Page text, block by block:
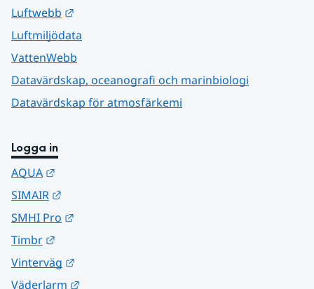
Luftwebb
Luftmiljödata
VattenWebb
Datavärdskap, oceanografi och marinbiologi
Datavärdskap för atmosfärkemi
Logga in
AQUA
SIMAIR
SMHI Pro
Timbr
Vinterväg
Väderlarm